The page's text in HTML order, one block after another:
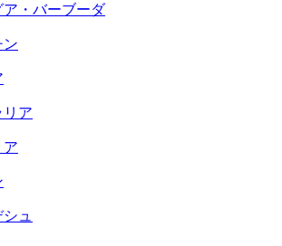
・バーブーダ
ア
ュ